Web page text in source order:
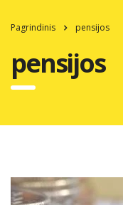
Pagrindinis pensijos
pensijos